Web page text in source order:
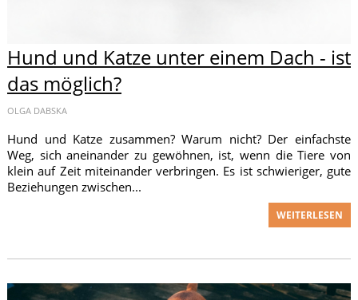
Hund und Katze unter einem Dach - ist
das möglich?
OLGA DABSKA
Hund und Katze zusammen? Warum nicht? Der einfachste
Weg, sich aneinander zu gewöhnen, ist, wenn die Tiere von
klein auf Zeit miteinander verbringen. Es ist schwieriger, gute
Beziehungen zwischen...
WEITERLESEN